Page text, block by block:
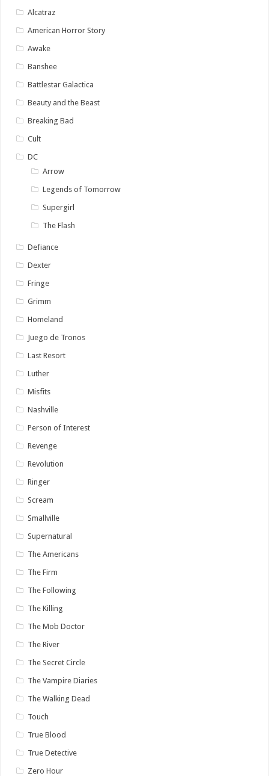
Alcatraz
American Horror Story
Awake
Banshee
Battlestar Galactica
Beauty and the Beast
Breaking Bad
Cult
DC
Arrow
Legends of Tomorrow
Supergirl
The Flash
Defiance
Dexter
Fringe
Grimm
Homeland
Juego de Tronos
Last Resort
Luther
Misfits
Nashville
Person of Interest
Revenge
Revolution
Ringer
Scream
Smallville
Supernatural
The Americans
The Firm
The Following
The Killing
The Mob Doctor
The River
The Secret Circle
The Vampire Diaries
The Walking Dead
Touch
True Blood
True Detective
Zero Hour